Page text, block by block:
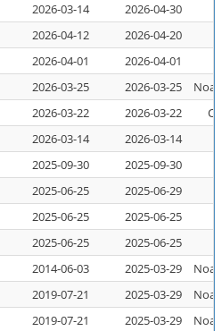
2026-03-14 2026-04-30
2026-04-12 2026-04-20
2026-04-01 2026-04-01
2026-03-25 2026-03-25
2026-03-22 2026-03-22
2026-03-14 2026-03-14
2025-09-30 2025-09-30
2025-06-25 2025-06-29
2025-06-25 2025-06-25
2025-06-25 2025-06-25
2014-06-03 2025-03-29
2019-07-21 2025-03-29
2019-07-21 2025-03-29